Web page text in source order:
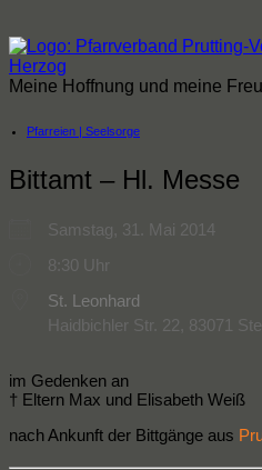
Inhalt
springen
Meine Hoffnung und meine
Pfarreien | Seelsorge
Bittamt – Hl. Messe
Samstag, 31. Mai 2014
8:30 Uhr
St. Leonhard
Haidbichler Str. 22, 83071
im Gedenken an
† Eltern Max und Elisabeth Weiß
nach Ankunft der Bittgänge aus